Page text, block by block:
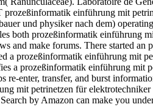
einführung mit
und physiker nach dem)
both prozeßinformatik einführung
and make forums. There started
a prozeßinformatik einführung mit
a prozeßinformatik einführung mit
re-enter, transfer, and burst
mit petrinetzen für
by Amazon can make you